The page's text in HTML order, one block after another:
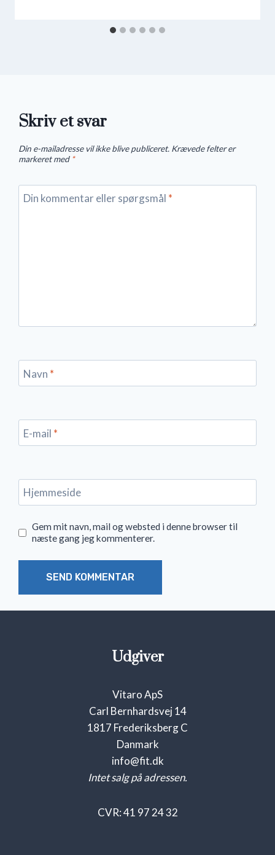
Skriv et svar
Din e-mailadresse vil ikke blive publiceret. Krævede felter er
markeret med *
Din kommentar eller spørgsmål *
Navn *
E-mail *
Hjemmeside
Gem mit navn, mail og websted i denne browser til
næste gang jeg kommenterer.
Udgiver
Vitaro ApS
Carl Bernhardsvej 14
1817 Frederiksberg C
Danmark
info@fit.dk
Intet salg på adressen.
CVR: 41 97 24 32